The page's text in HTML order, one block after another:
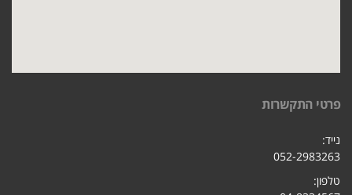
פרטי התקשרות
נייד:
052-2983263
טלפון: